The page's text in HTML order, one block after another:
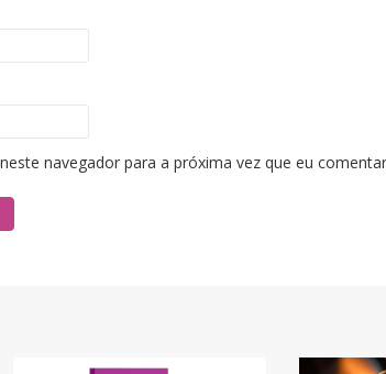
navegador para a próxima vez que eu